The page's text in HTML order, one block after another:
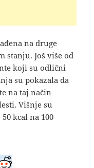
na druge
stanju. Još više od
koji su odlični
su pokazala da
na taj način
Višnje su
kcal na 100